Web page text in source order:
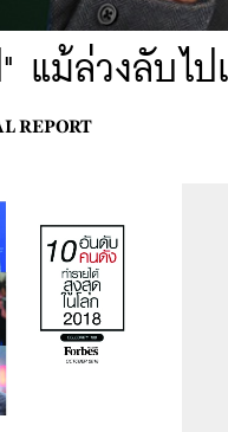
แม้ล่วงลับไป
REPORT